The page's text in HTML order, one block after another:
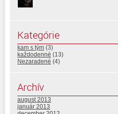
Kategórie
kam s tým (3)
každodenné (13)
Nezaradené (4)
Archív
august 2013
január 2013